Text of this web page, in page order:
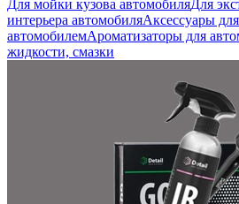
Для мойки кузова автомобиляДля
интерьера автомобиляАксессуары
автомобилемАроматизаторы для
жидкости, смазки